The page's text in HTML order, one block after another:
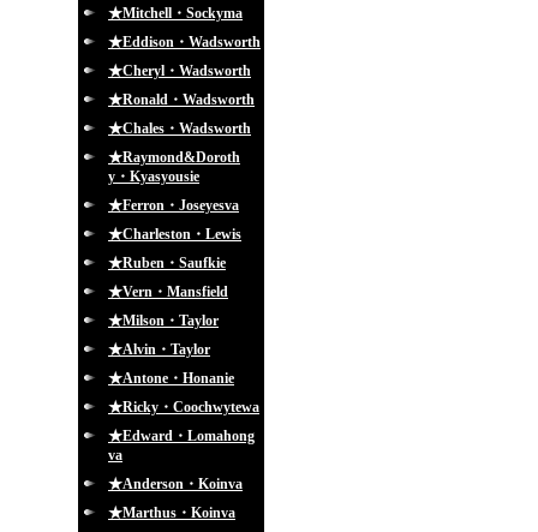
★Mitchell・Sockyma
★Eddison・Wadsworth
★Cheryl・Wadsworth
★Ronald・Wadsworth
★Chales・Wadsworth
★Raymond&Doroth
y・Kyasyousie
★Ferron・Joseyesva
★Charleston・Lewis
★Ruben・Saufkie
★Vern・Mansfield
★Milson・Taylor
★Alvin・Taylor
★Antone・Honanie
★Ricky・Coochwytewa
★Edward・Lomahong
va
★Anderson・Koinva
★Marthus・Koinva